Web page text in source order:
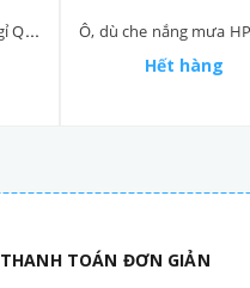
Bấm móng thép không gỉ QLMA size nhỏ 5002-2
Hết hàng
THANH TOÁN ĐƠN GIẢN